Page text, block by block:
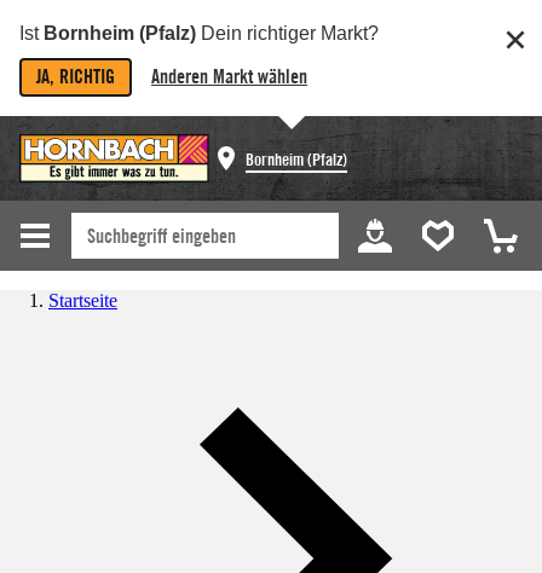
Ist Bornheim (Pfalz) Dein richtiger Markt?
JA, RICHTIG Anderen Markt wählen
Bornheim (Pfalz)
Startseite